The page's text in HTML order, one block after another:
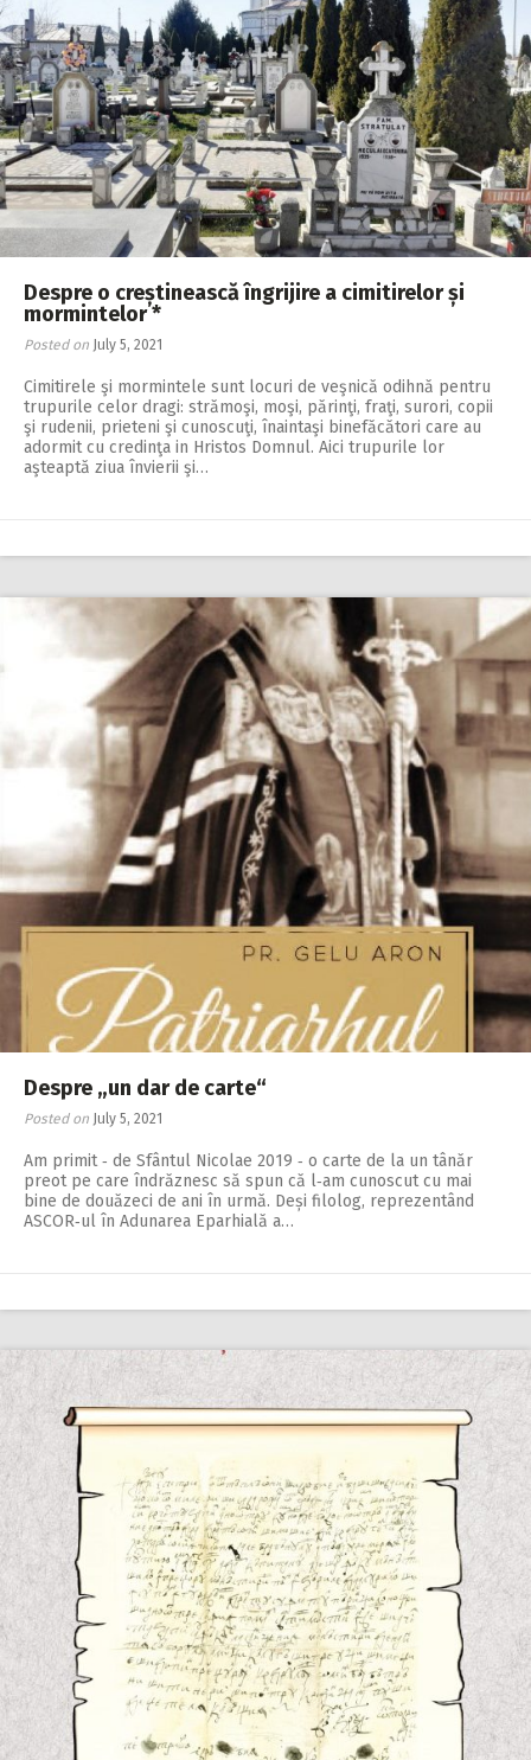
Despre o creștinească îngrijire a cimitirelor și
mormintelor *
Posted on July 5, 2021
Cimitirele şi mormintele sunt locuri de veşnică odihnă pentru
trupurile celor dragi: strămoşi, moşi, părinţi, fraţi, surori, copii
şi rudenii, prieteni şi cunoscuţi, înaintaşi binefăcători care au
adormit cu credinţa in Hristos Domnul. Aici trupurile lor
aşteaptă ziua învierii şi…
Despre „un dar de carte“
Posted on July 5, 2021
Am primit ‑ de Sfântul Nicolae 2019 ‑ o carte de la un tânăr
preot pe care îndrăznesc să spun că l‑am cunoscut cu mai
bine de douăzeci de ani în urmă. Deși filolog, reprezentând
ASCOR‑ul în Adunarea Eparhială a…